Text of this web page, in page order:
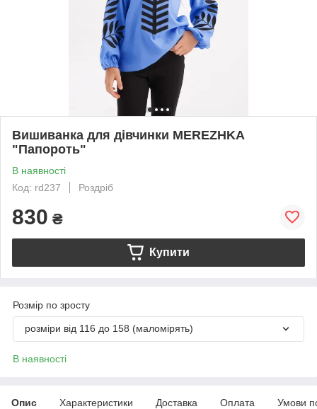
Вишиванка для дівчинки MEREZHKA
"Папороть"
В наявності
Код: rd237
Роздріб
830 ₴
Купити
Розмір по зросту
розміри від 116 до 158 (маломірять)
В наявності
Опис Характеристики Доставка Оплата Умови